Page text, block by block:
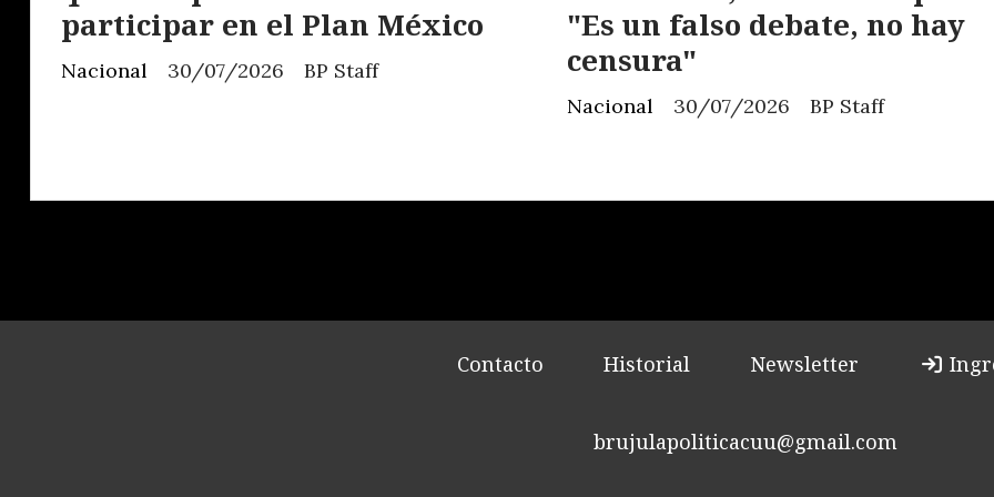
participar en el Plan México
BP Staff
Nacional 30/07/2026
"Es un falso debate, no hay
censura"
BP Staff
Nacional 30/07/2026
Contacto Historial Newsletter
brujulapoliticacuu@gmail.com